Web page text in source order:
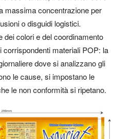
massima concentrazione per
o disguidi logistici.
dei colori e del coordinamento
corrispondenti materiali POP: la
dove si analizzano gli
le cause, si impostano le
le non conformità si ripetano.